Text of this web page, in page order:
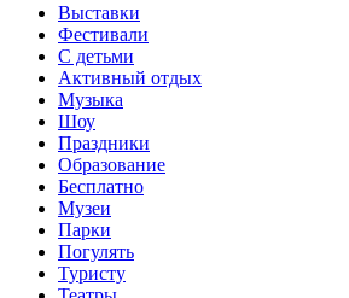
Выставки
Фестивали
С детьми
Активный отдых
Музыка
Шоу
Праздники
Образование
Бесплатно
Музеи
Парки
Погулять
Туристу